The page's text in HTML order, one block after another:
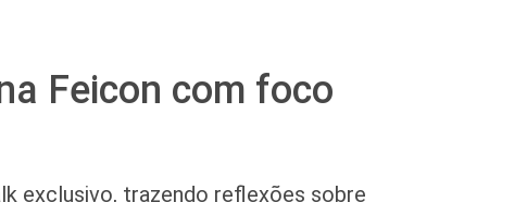
Feicon com foco
exclusivo, trazendo reflexões sobre